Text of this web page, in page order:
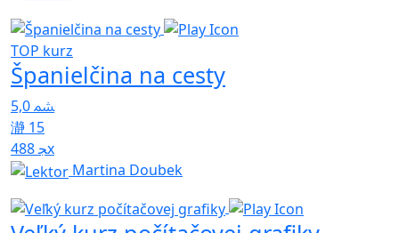
TOP kurz
Španielčina na cesty
5,0
15
488x
Martina Doubek